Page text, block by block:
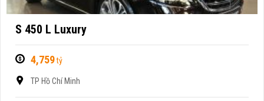
S 450 L Luxury
4,759tỷ
TP Hồ Chí Minh